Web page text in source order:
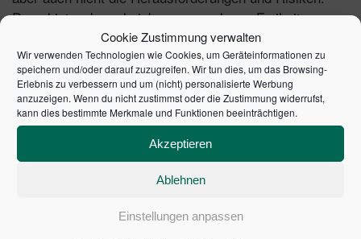
Cookie Zustimmung verwalten
Wir verwenden Technologien wie Cookies, um Geräteinformationen zu
speichern und/oder darauf zuzugreifen. Wir tun dies, um das Browsing-
Erlebnis zu verbessern und um (nicht) personalisierte Werbung
anzuzeigen. Wenn du nicht zustimmst oder die Zustimmung widerrufst,
kann dies bestimmte Merkmale und Funktionen beeinträchtigen.
Akzeptieren
Ablehnen
Einstellungen anpassen
Denn hinter der scheinbar grenzenlosen Freiheit
verbirgt sich ein komplexes Spannungsfeld: Die
Perspektiven von Arbeitnehmenden und Arbeitgebenden
sind oft nicht deckungsgleich.
Was machen flexible Arbeitsmodelle mit den
auf Motivation, Gesundheit und Karrierechancen?
Welche Fähigkeiten und Routinen sind notwendig,
Wie sehen Unternehmen und Führungskräfte